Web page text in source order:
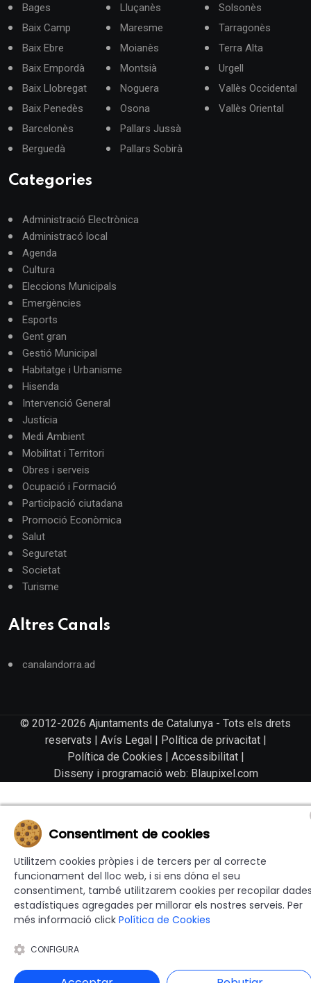
Bages
Baix Camp
Baix Ebre
Baix Empordà
Baix Llobregat
Baix Penedès
Barcelonès
Berguedà
Lluçanès
Maresme
Moianès
Montsià
Noguera
Osona
Pallars Jussà
Pallars Sobirà
Solsonès
Tarragonès
Terra Alta
Urgell
Vallès Occidental
Vallès Oriental
Categories
Administració Electrònica
Administracó local
Agenda
Cultura
Eleccions Municipals
Emergències
Esports
Gent gran
Gestió Municipal
Habitatge i Urbanisme
Hisenda
Intervenció General
Justícia
Medi Ambient
Mobilitat i Territori
Obres i serveis
Ocupació i Formació
Participació ciutadana
Promoció Econòmica
Salut
Seguretat
Societat
Turisme
Altres Canals
canalandorra.ad
© 2012-2026 Ajuntaments de Catalunya - Tots els drets
reservats | Avís Legal| Política de privacitat|
Política de Cookies | Accessibilitat|
Disseny i programació web: Blaupixel.com
Consentiment de cookies
Utilitzem cookies pròpies i de tercers per al correcte
funcionament del lloc web, i si ens dóna el seu
consentiment, també utilitzarem cookies per recopilar
estadístiques agregades per millorar els nostres serveis. Per
més informació click Política de Cookies
CONFIGURA